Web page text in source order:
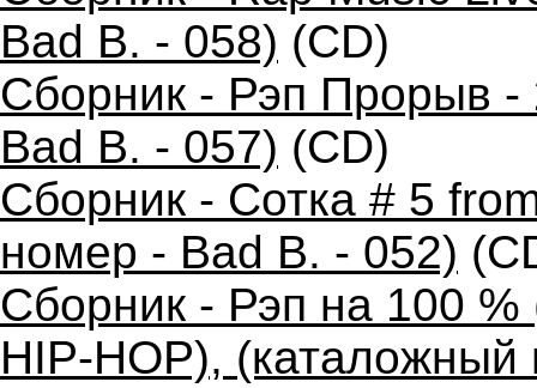
Bad B. - 058) (CD)
Сборник - Рэп Прорыв
Bad B. - 057) (CD)
Сборник - Сотка # 5
номер - Bad B. - 052)
Сборник - Рэп на 100
HIP-HOP),